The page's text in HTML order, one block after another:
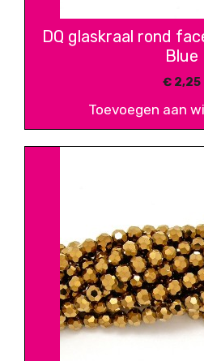
DQ glaskraal rond
Blue
€2,25
Toevoegen aan